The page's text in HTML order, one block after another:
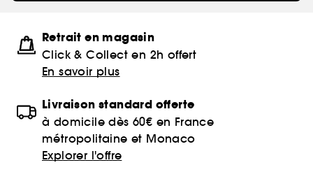
Retrait en magasin
Click & Collect en 2h offert
En savoir plus
Livraison standard offerte
à domicile dès 60€ en France
métropolitaine et Monaco
Explorer l'offre